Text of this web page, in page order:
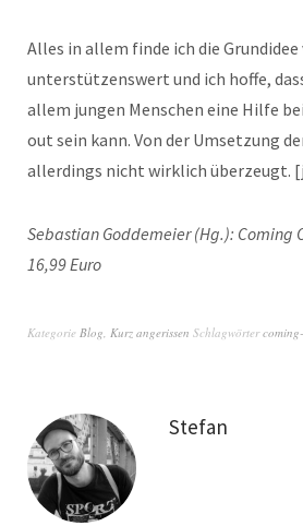
Alles in allem finde ich die Grundidee
unterstützenswert und ich hoffe,
allem jungen Menschen eine Hilfe
out sein kann. Von der Umsetzung
allerdings nicht wirklich überzeugt.
Sebastian Goddemeier (Hg.): Coming
16,99 Euro
Kategorie Blog Kurz angerissen Schlagwörter
Stefan